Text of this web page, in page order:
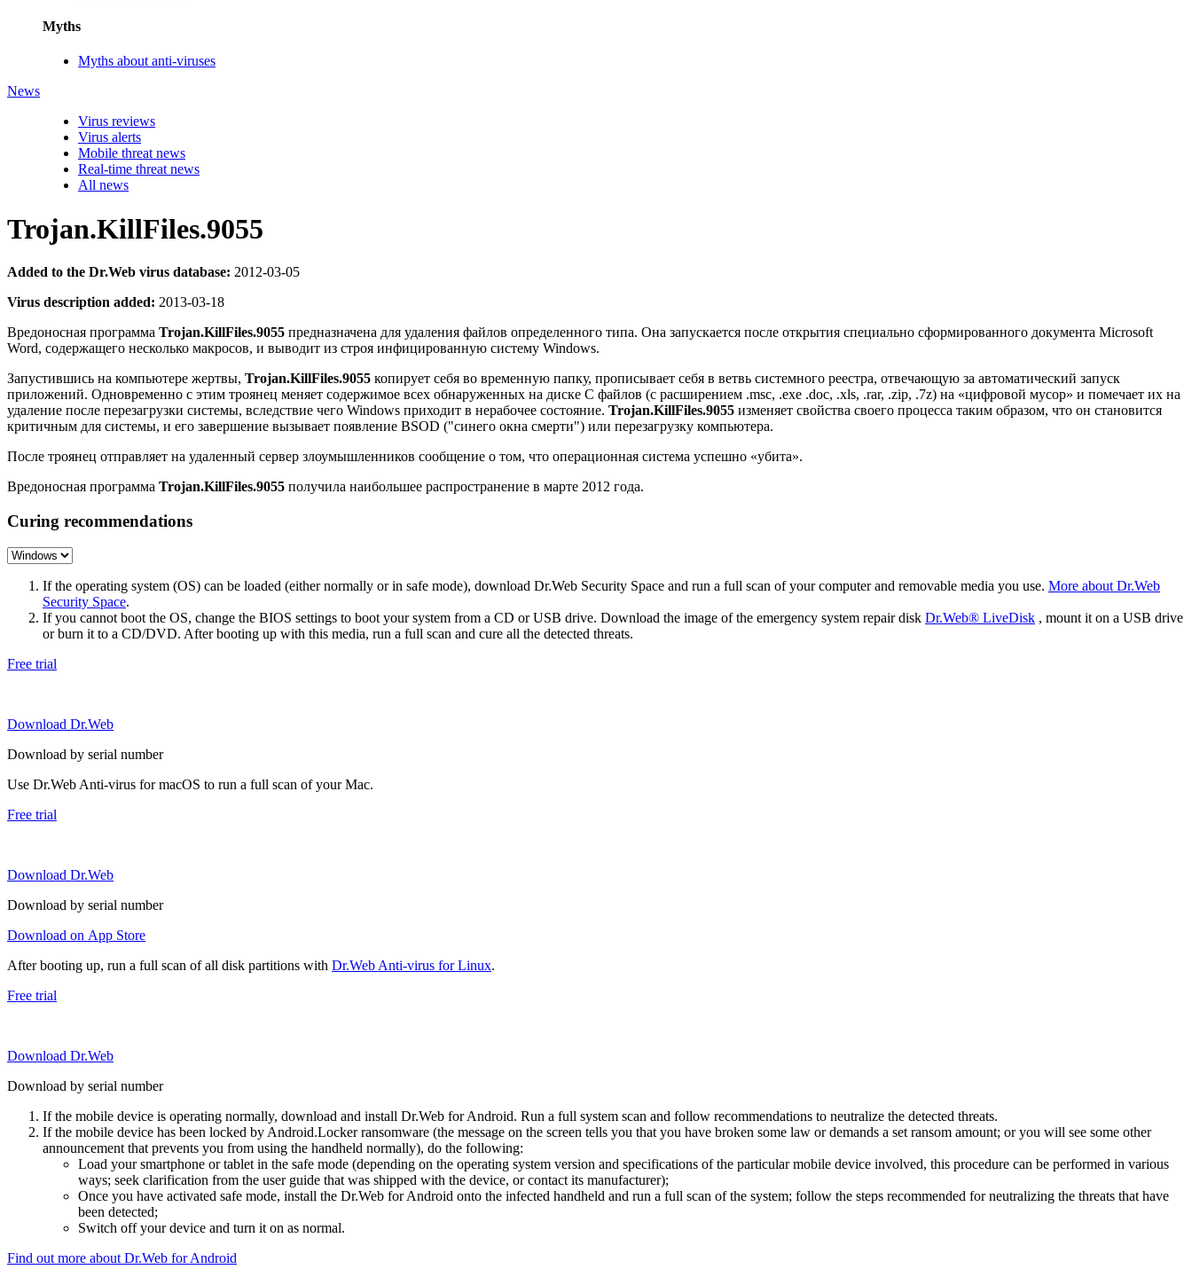
Myths
Myths about anti-viruses
News
Virus reviews
Virus alerts
Mobile threat news
Real-time threat news
All news
Trojan.KillFiles.9055
Added to the Dr.Web virus database: 2012-03-05
Virus description added: 2013-03-18
Вредоносная программа Trojan.KillFiles.9055 предназначена для удаления файлов определенного типа. Она запускается после открытия специально сформированного документа Microsoft
Word, содержащего несколько макросов, и выводит из строя инфицированную систему Windows.
Запустившись на компьютере жертвы, Trojan.KillFiles.9055 копирует себя во временную папку, прописывает себя в ветвь системного реестра, отвечающую за автоматический запуск
приложений. Одновременно с этим троянец меняет содержимое всех обнаруженных на диске С файлов (с расширением .msc, .exe .doc, .xls, .rar, .zip, .7z) на «цифровой мусор» и помечает их на
удаление после перезагрузки системы, вследствие чего Windows приходит в нерабочее состояние. Trojan.KillFiles.9055 изменяет свойства своего процесса таким образом, что он становится
критичным для системы, и его завершение вызывает появление BSOD ("синего окна смерти") или перезагрузку компьютера.
После троянец отправляет на удаленный сервер злоумышленников сообщение о том, что операционная система успешно «убита».
Вредоносная программа Trojan.KillFiles.9055 получила наибольшее распространение в марте 2012 года.
Curing recommendations
If the operating system (OS) can be loaded (either normally or in safe mode), download Dr.Web Security Space and run a full scan of your computer and removable media you use. More about Dr.Web
Security Space.
If you cannot boot the OS, change the BIOS settings to boot your system from a CD or USB drive. Download the image of the emergency system repair disk Dr.Web® LiveDisk , mount it on a USB drive
or burn it to a CD/DVD. After booting up with this media, run a full scan and cure all the detected threats.
Free trial
Download Dr.Web
Download by serial number
Use Dr.Web Anti-virus for macOS to run a full scan of your Mac.
Free trial
Download Dr.Web
Download by serial number
Download on App Store
After booting up, run a full scan of all disk partitions with Dr.Web Anti-virus for Linux.
Free trial
Download Dr.Web
Download by serial number
If the mobile device is operating normally, download and install Dr.Web for Android. Run a full system scan and follow recommendations to neutralize the detected threats.
If the mobile device has been locked by Android.Locker ransomware (the message on the screen tells you that you have broken some law or demands a set ransom amount; or you will see some other
announcement that prevents you from using the handheld normally), do the following:
Load your smartphone or tablet in the safe mode (depending on the operating system version and specifications of the particular mobile device involved, this procedure can be performed in various
ways; seek clarification from the user guide that was shipped with the device, or contact its manufacturer);
Once you have activated safe mode, install the Dr.Web for Android onto the infected handheld and run a full scan of the system; follow the steps recommended for neutralizing the threats that have
been detected;
Switch off your device and turn it on as normal.
Find out more about Dr.Web for Android